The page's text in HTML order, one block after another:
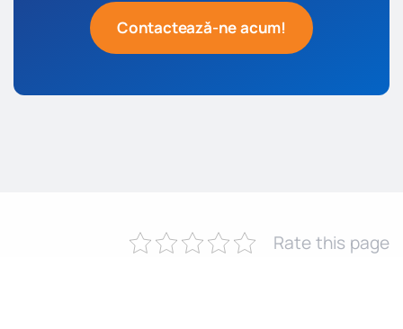
Contactează-ne acum!
Rate this page